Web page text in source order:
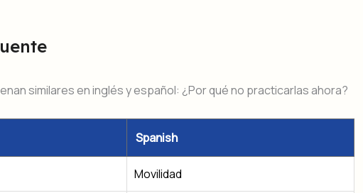
similares en inglés y español: ¿Por qué no practicarlas ahora?
Spanish
Movilidad